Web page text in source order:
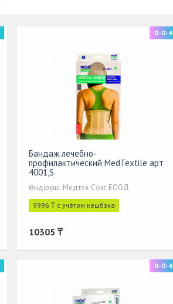
0-0-4
Бандаж лечебно-
профилактический МеdTextile арт
4001,S
Өндіруші: Медтех Суис ЕООД
9996 ₸ с учётом кешбэка
10305 ₸
0-0-4